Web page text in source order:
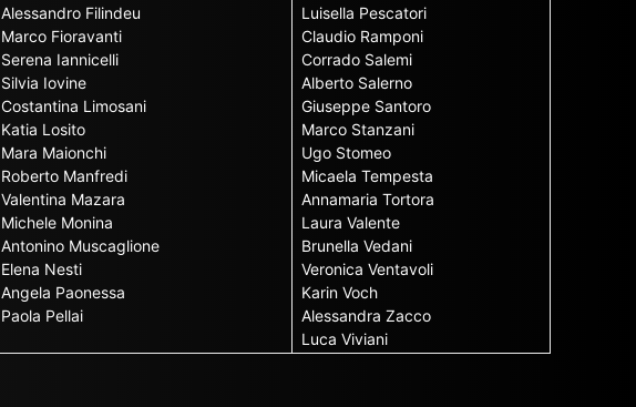
Alessandro Filindeu
Marco Fioravanti
Serena Iannicelli
Silvia Iovine
Costantina Limosani
Katia Losito
Mara Maionchi
Roberto Manfredi
Valentina Mazara
Michele Monina
Antonino Muscaglione
Elena Nesti
Angela Paonessa
Paola Pellai
Luisella Pescatori
Claudio Ramponi
Corrado Salemi
Alberto Salerno
Giuseppe Santoro
Marco Stanzani
Ugo Stomeo
Micaela Tempesta
Annamaria Tortora
Laura Valente
Brunella Vedani
Veronica Ventavoli
Karin Voch
Alessandra Zacco
Luca Viviani